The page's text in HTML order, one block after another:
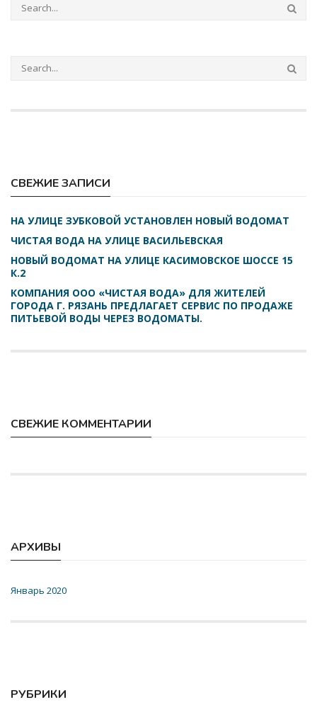
СВЕЖИЕ ЗАПИСИ
НА УЛИЦЕ ЗУБКОВОЙ УСТАНОВЛЕН НОВЫЙ ВОДОМАТ
ЧИСТАЯ ВОДА НА УЛИЦЕ ВАСИЛЬЕВСКАЯ
НОВЫЙ ВОДОМАТ НА УЛИЦЕ КАСИМОВСКОЕ ШОССЕ 15
К.2
КОМПАНИЯ ООО «ЧИСТАЯ ВОДА» ДЛЯ ЖИТЕЛЕЙ
ГОРОДА Г. РЯЗАНЬ ПРЕДЛАГАЕТ СЕРВИС ПО ПРОДАЖЕ
ПИТЬЕВОЙ ВОДЫ ЧЕРЕЗ ВОДОМАТЫ.
СВЕЖИЕ КОММЕНТАРИИ
АРХИВЫ
Январь 2020
РУБРИКИ